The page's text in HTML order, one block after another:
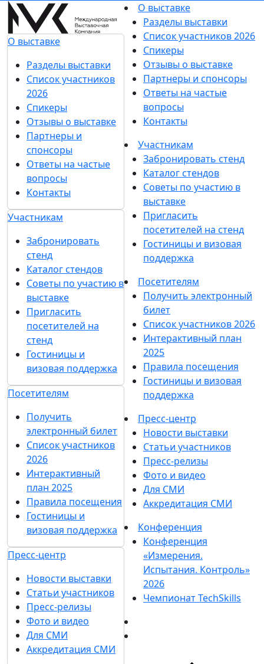
О выставке
Разделы выставки
Список участников
2026
Спикеры
Отзывы о выставке
Партнеры и
спонсоры
Ответы на частые
вопросы
Контакты
Участникам
Забронировать
стенд
Каталог стендов
Советы по участию в
выставке
Пригласить
посетителей на
стенд
Гостиницы и
визовая поддержка
Посетителям
Получить
электронный билет
Список участников
2026
Интерактивный
план 2025
Правила посещения
Гостиницы и
визовая поддержка
Пресс-центр
Новости выставки
Статьи участников
Пресс-релизы
Фото и видео
Для СМИ
Аккредитация СМИ
О выставке
Разделы выставки
Список участников 2026
Спикеры
Отзывы о выставке
Партнеры и спонсоры
Ответы на частые
вопросы
Контакты
Участникам
Забронировать стенд
Каталог стендов
Советы по участию в
выставке
Пригласить
посетителей на стенд
Гостиницы и визовая
поддержка
Посетителям
Получить электронный
билет
Список участников 2026
Интерактивный план
2025
Правила посещения
Гостиницы и визовая
поддержка
Пресс-центр
Новости выставки
Статьи участников
Пресс-релизы
Фото и видео
Для СМИ
Аккредитация СМИ
Конференция
Конференция
«Измерения.
Испытания. Контроль»
2026
Чемпионат TechSkills